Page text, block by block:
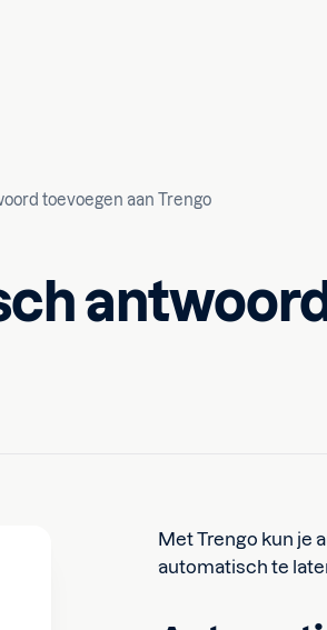
toevoegen aan Trengo
Met Trengo kun je
automatisch te